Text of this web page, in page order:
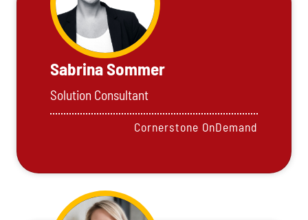
Sabrina Sommer
Solution Consultant
Cornerstone OnDemand